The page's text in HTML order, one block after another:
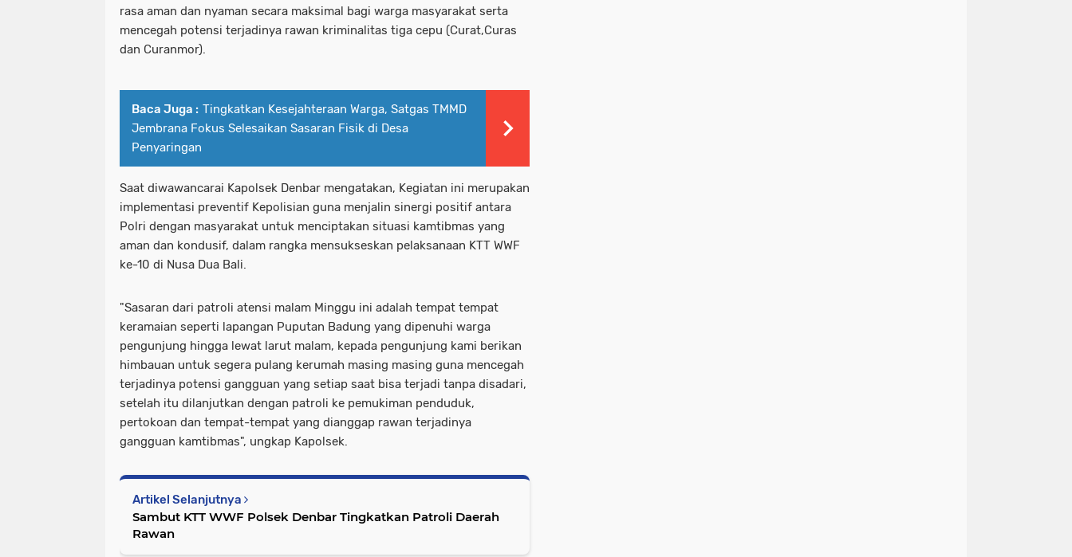
rasa aman dan nyaman secara maksimal bagi warga masyarakat serta
mencegah potensi terjadinya rawan kriminalitas tiga cepu (Curat,Curas
dan Curanmor).
Baca Juga : Tingkatkan Kesejahteraan Warga, Satgas TMMD
Jembrana Fokus Selesaikan Sasaran Fisik di Desa
Penyaringan
Saat diwawancarai Kapolsek Denbar mengatakan, Kegiatan ini merupakan
implementasi preventif Kepolisian guna menjalin sinergi positif antara
Polri dengan masyarakat untuk menciptakan situasi kamtibmas yang
aman dan kondusif, dalam rangka mensukseskan pelaksanaan KTT WWF
ke-10 di Nusa Dua Bali.
"Sasaran dari patroli atensi malam Minggu ini adalah tempat tempat
keramaian seperti lapangan Puputan Badung yang dipenuhi warga
pengunjung hingga lewat larut malam, kepada pengunjung kami berikan
himbauan untuk segera pulang kerumah masing masing guna mencegah
terjadinya potensi gangguan yang setiap saat bisa terjadi tanpa disadari,
setelah itu dilanjutkan dengan patroli ke pemukiman penduduk,
pertokoan dan tempat-tempat yang dianggap rawan terjadinya
gangguan kamtibmas", ungkap Kapolsek.
Artikel Selanjutnya
Sambut KTT WWF Polsek Denbar Tingkatkan Patroli Daerah
Rawan